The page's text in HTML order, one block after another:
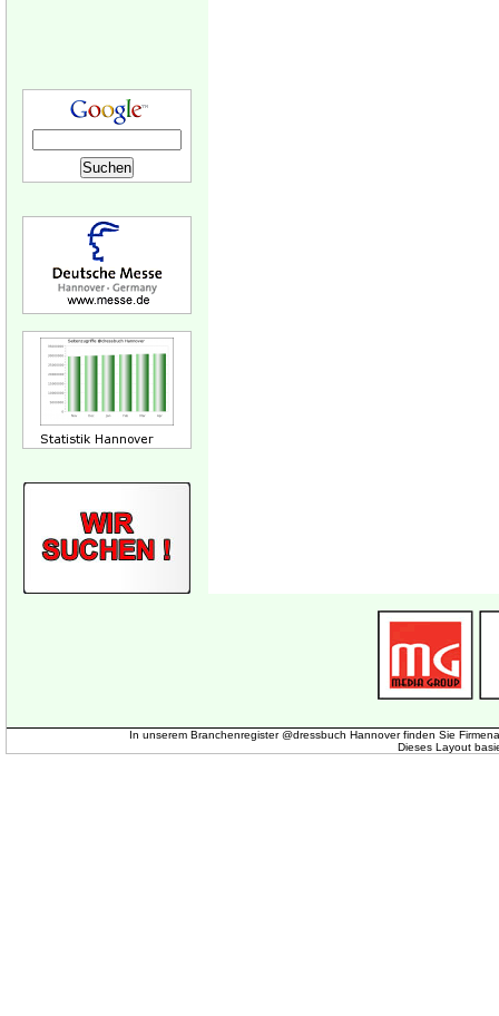
In unserem Branchenregister @dressbuch Hannover finden Sie
Dieses Layout